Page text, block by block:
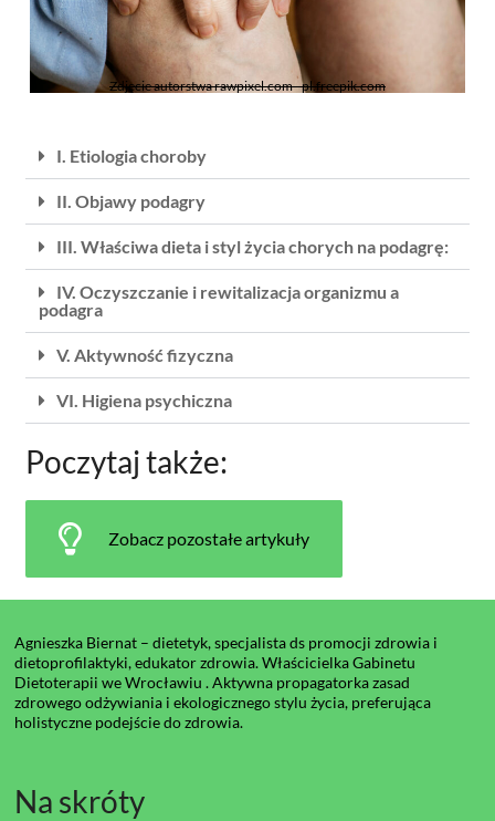
Zdjęcie autorstwa rawpixel.com - pl.freepik.com
I. Etiologia choroby
II. Objawy podagry
III. Właściwa dieta i styl życia chorych na podagrę:
IV. Oczyszczanie i rewitalizacja organizmu a
podagra
V. Aktywność fizyczna
VI. Higiena psychiczna
Poczytaj także:
Zobacz pozostałe artykuły
Agnieszka Biernat – dietetyk, specjalista ds promocji zdrowia i
dietoprofilaktyki, edukator zdrowia. Właścicielka Gabinetu
Dietoterapii we Wrocławiu . Aktywna propagatorka zasad
zdrowego odżywiania i ekologicznego stylu życia, preferująca
holistyczne podejście do zdrowia.
Na skróty